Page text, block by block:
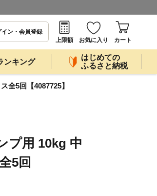
イン・会員登録
上限額
お気に入り カート
ンキング
はじめての
ふるさと納税
全5回【4087725】
プ用 10kg 中
5回